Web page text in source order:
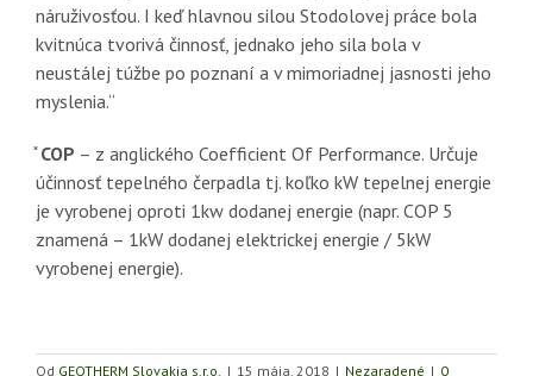
náruživosťou. I keď hlavnou silou Stodolovej práce bola
kvitnúca tvorivá činnosť, jednako jeho sila bola v
neustálej túžbe po poznaní a v mimoriadnej jasnosti jeho
myslenia.“
̽COP – z anglického Coefficient Of Performance. Určuje
účinnosť tepelného čerpadla tj. koľko kW tepelnej energie
je vyrobenej oproti 1kw dodanej energie (napr. COP 5
znamená – 1kW dodanej elektrickej energie / 5kW
vyrobenej energie).
Od GEOTHERM Slovakia s.r.o. | 15 mája, 2018 | Nezaradené | 0